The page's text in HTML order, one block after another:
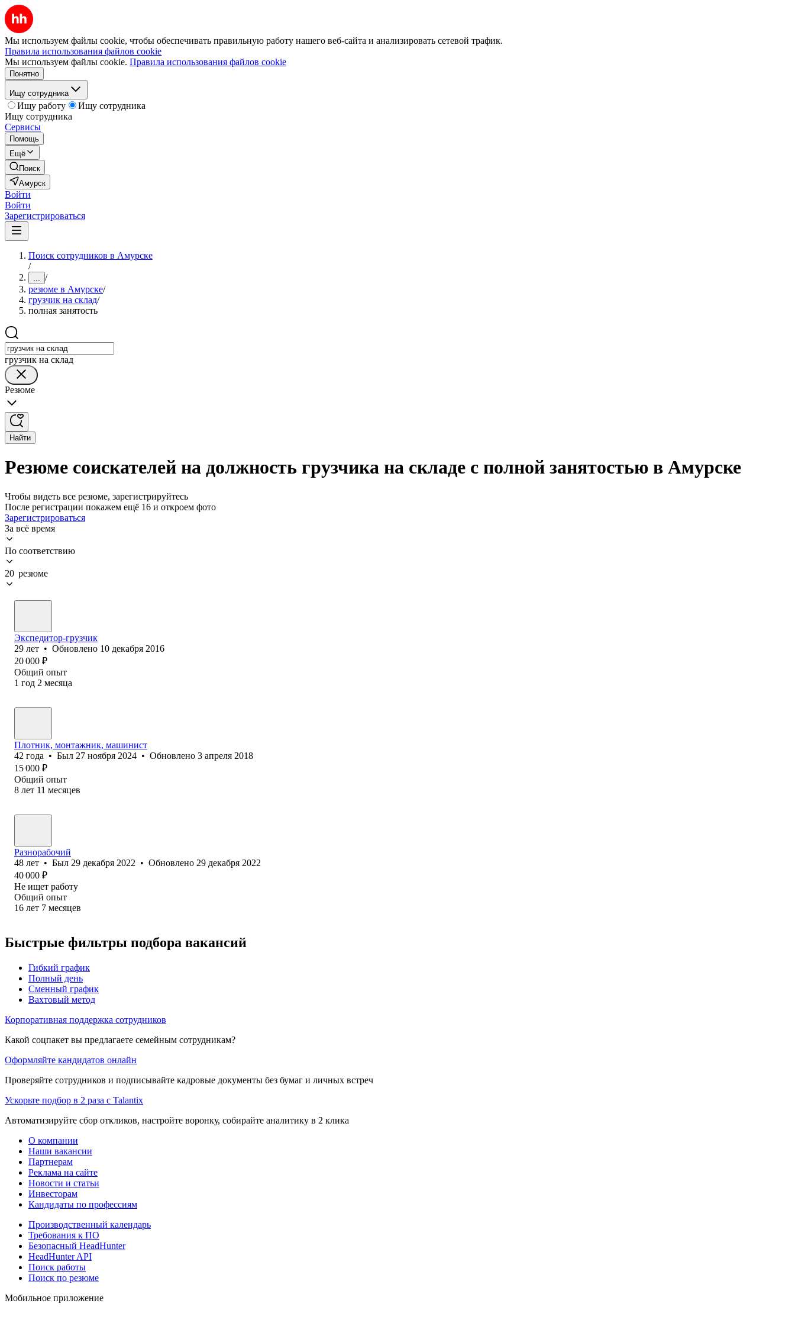
Мы используем файлы cookie, чтобы обеспечивать правильную работу нашего веб-сайта и анализировать сетевой трафик.
Правила использования файлов cookie
Мы используем файлы cookie. Правила использования файлов cookie
Понятно
Ищу сотрудника
Ищу работу
Ищу сотрудника
Ищу сотрудника
Сервисы
Помощь
Ещё
Поиск
Амурск
Войти
Войти
Зарегистрироваться
Поиск сотрудников в Амурске
/
... /
резюме в Амурске/
грузчик на склад/
полная занятость
грузчик на склад
Резюме
Найти
Резюме соискателей на должность грузчика на складе с полной занятостью в Амурске
Чтобы видеть все резюме, зарегистрируйтесь
После регистрации покажем ещё 16 и откроем фото
Зарегистрироваться
За всё время
По соответствию
20 резюме
Экспедитор-грузчик
29 лет • Обновлено 10 декабря 2016
20 000 ₽
Общий опыт
1 год 2 месяца
Плотник, монтажник, машинист
42 года • Был 27 ноября 2024 • Обновлено 3 апреля 2018
15 000 ₽
Общий опыт
8 лет 11 месяцев
Разнорабочий
48 лет • Был 29 декабря 2022 • Обновлено 29 декабря 2022
40 000 ₽
Не ищет работу
Общий опыт
16 лет 7 месяцев
Быстрые фильтры подбора вакансий
Гибкий график
Полный день
Сменный график
Вахтовый метод
Корпоративная поддержка сотрудников
Какой соцпакет вы предлагаете семейным сотрудникам?
Оформляйте кандидатов онлайн
Проверяйте сотрудников и подписывайте кадровые документы без бумаг и личных встреч
Ускорьте подбор в 2 раза с Talantix
Автоматизируйте сбор откликов, настройте воронку, собирайте аналитику в 2 клика
О компании
Наши вакансии
Партнерам
Реклама на сайте
Новости и статьи
Инвесторам
Кандидаты по профессиям
Производственный календарь
Требования к ПО
Безопасный HeadHunter
HeadHunter API
Поиск работы
Поиск по резюме
Мобильное приложение